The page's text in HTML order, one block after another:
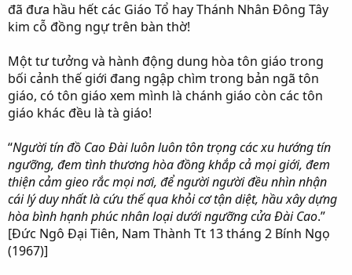
đã đưa hầu hết các Giáo Tổ hay Thánh Nhân Đông Tây
kim cỗ đồng ngự trên bàn thờ!
Một tư tưởng và hành động dung hòa tôn giáo trong
bối cảnh thế giới đang ngập chìm trong bản ngã tôn
giáo, có tôn giáo xem mình là chánh giáo còn các tôn
giáo khác đều là tà giáo!
“Người tín đồ Cao Đài luôn luôn tôn trọng các xu hướng tín
ngưỡng, đem tình thương hòa đồng khắp cả mọi giới, đem
thiện cảm gieo rắc mọi nơi, để người người đều nhìn nhận
cái lý duy nhất là cứu thế qua khỏi cơ tận diệt, hầu xây dựng
hòa bình hạnh phúc nhân loại dưới ngưỡng cửa Đài Cao.”
[Đức Ngô Đại Tiên, Nam Thành Tt 13 tháng 2 Bính Ngọ
(1967)]